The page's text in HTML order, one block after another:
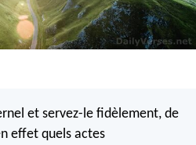
et servez-le fidèlement, de
effet quels actes